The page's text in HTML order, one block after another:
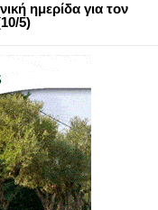
ημερίδα για τον
5)